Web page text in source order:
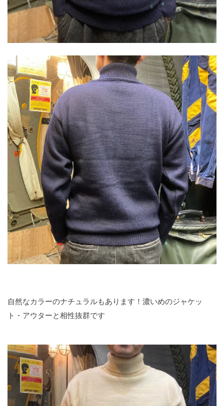
自然なカラーのナチュラルもあります！濃いめのジャケッ
ト・アウターと相性抜群です